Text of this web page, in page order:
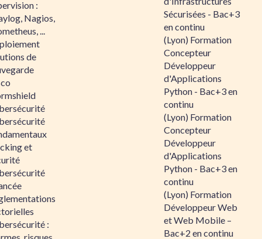
:
Nagios,
...
de
et
:
Sécurisées - Bac+3
en continu
(Lyon) Formation
Concepteur
Développeur
d'Applications
Python - Bac+3 en
continu
(Lyon) Formation
Concepteur
Développeur
d'Applications
Python - Bac+3 en
continu
(Lyon) Formation
Développeur Web
et Web Mobile –
Bac+2 en continu